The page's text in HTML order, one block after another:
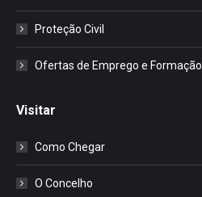
Proteção Civil
Ofertas de Emprego e Formação
Visitar
Como Chegar
O Concelho